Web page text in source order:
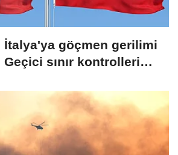
İtalya'ya göçmen gerilimi
sınır kontrolleri